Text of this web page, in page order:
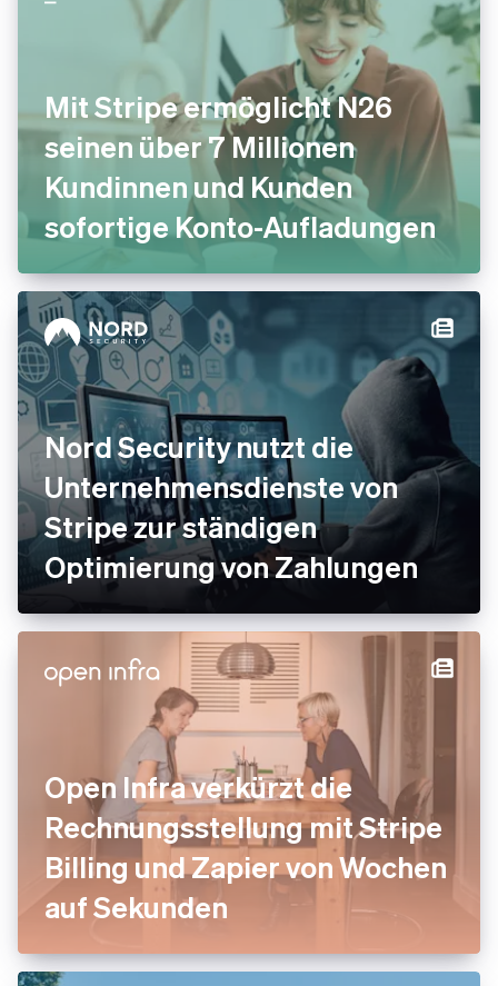
Mit Stripe ermöglicht N26
seinen über 7 Millionen
Kundinnen und Kunden
sofortige Konto-Aufladungen
Nord Security nutzt die
Unternehmensdienste von
Stripe zur ständigen
Optimierung von Zahlungen
Open Infra verkürzt die
Rechnungsstellung mit Stripe
Billing und Zapier von Wochen
auf Sekunden